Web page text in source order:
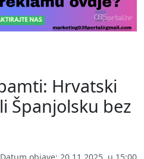
Hrvatski
Španjolsku bez